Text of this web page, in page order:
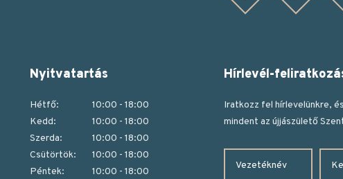
Nyitvatartás
Hétfő:
10:00 - 18:00
Kedd:
10:00 - 18:00
Szerda:
10:00 - 18:00
Csütörtök:
10:00 - 18:00
Péntek:
10:00 - 18:00
Hírlevél-
Iratkozz fel hírlevelünkre,
mindent az újjászülető